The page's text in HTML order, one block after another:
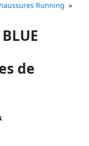
Running »
de